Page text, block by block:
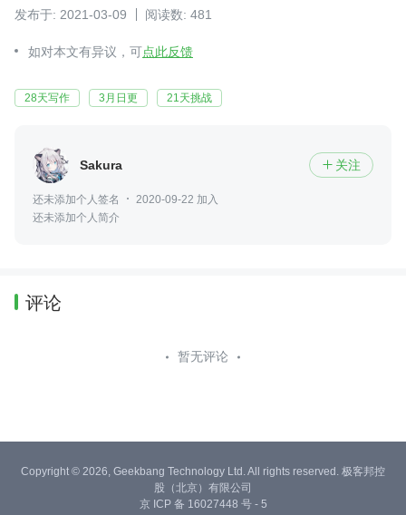
发布于: 2021-03-09 阅读数: 481
如对本文有异议，可点此反馈
28天写作 3月日更 21天挑战
Sakura  关注
还未添加个人签名
2020-09-22 加入
还未添加个人简介
评论
暂无评论
Copyright © 2026, Geekbang Technology Ltd. All rights reserved. 极客邦控
股（北京）有限公司
京 ICP 备 16027448 号 - 5